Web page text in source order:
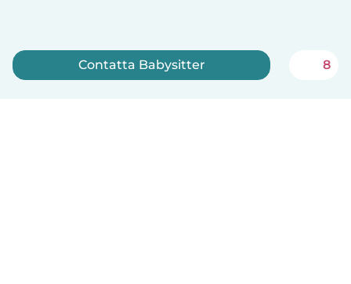
Contatta Babysitter 8